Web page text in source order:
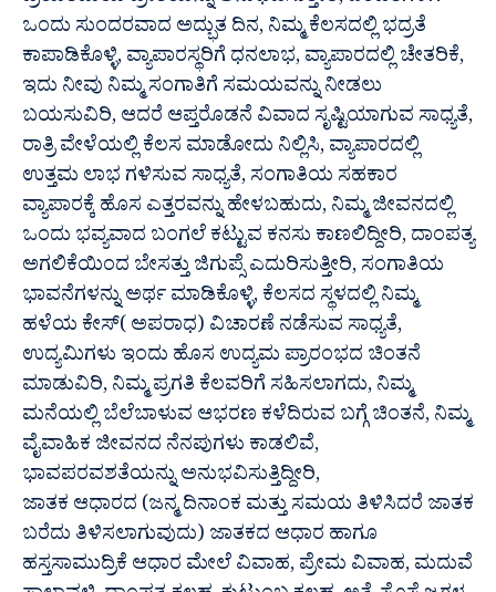
ಒಂದು ಸುಂದರವಾದ ಅದ್ಭುತ ದಿನ, ನಿಮ್ಮ ಕೆಲಸದಲ್ಲಿ ಭದ್ರತೆ
ಕಾಪಾಡಿಕೊಳ್ಳಿ, ವ್ಯಾಪಾರಸ್ಥರಿಗೆ ಧನಲಾಭ, ವ್ಯಾಪಾರದಲ್ಲಿ ಚೇತರಿಕೆ,
ಇದು ನೀವು ನಿಮ್ಮ ಸಂಗಾತಿಗೆ ಸಮಯವನ್ನು ನೀಡಲು
ಬಯಸುವಿರಿ, ಆದರೆ ಆಪ್ತರೊಡನೆ ವಿವಾದ ಸೃಷ್ಟಿಯಾಗುವ ಸಾಧ್ಯತೆ,
ರಾತ್ರಿ ವೇಳೆಯಲ್ಲಿ ಕೆಲಸ ಮಾಡೋದು ನಿಲ್ಲಿಸಿ, ವ್ಯಾಪಾರದಲ್ಲಿ
ಉತ್ತಮ ಲಾಭ ಗಳಿಸುವ ಸಾಧ್ಯತೆ, ಸಂಗಾತಿಯ ಸಹಕಾರ
ವ್ಯಾಪಾರಕ್ಕೆ ಹೊಸ ಎತ್ತರವನ್ನು ಹೇಳಬಹುದು, ನಿಮ್ಮ ಜೀವನದಲ್ಲಿ
ಒಂದು ಭವ್ಯವಾದ ಬಂಗಲೆ ಕಟ್ಟುವ ಕನಸು ಕಾಣಲಿದ್ದೀರಿ, ದಾಂಪತ್ಯ
ಅಗಲಿಕೆಯಿಂದ ಬೇಸತ್ತು ಜಿಗುಪ್ಸೆ ಎದುರಿಸುತ್ತೀರಿ, ಸಂಗಾತಿಯ
ಭಾವನೆಗಳನ್ನು ಅರ್ಥ ಮಾಡಿಕೊಳ್ಳಿ, ಕೆಲಸದ ಸ್ಥಳದಲ್ಲಿ ನಿಮ್ಮ
ಹಳೆಯ ಕೇಸ್( ಅಪರಾಧ) ವಿಚಾರಣೆ ನಡೆಸುವ ಸಾಧ್ಯತೆ,
ಉದ್ಯಮಿಗಳು ಇಂದು ಹೊಸ ಉದ್ಯಮ ಪ್ರಾರಂಭದ ಚಿಂತನೆ
ಮಾಡುವಿರಿ, ನಿಮ್ಮ ಪ್ರಗತಿ ಕೆಲವರಿಗೆ ಸಹಿಸಲಾಗದು, ನಿಮ್ಮ
ಮನೆಯಲ್ಲಿ ಬೆಲೆಬಾಳುವ ಆಭರಣ ಕಳೆದಿರುವ ಬಗ್ಗೆ ಚಿಂತನೆ, ನಿಮ್ಮ
ವೈವಾಹಿಕ ಜೀವನದ ನೆನಪುಗಳು ಕಾಡಲಿವೆ,
ಭಾವಪರವಶತೆಯನ್ನು ಅನುಭವಿಸುತ್ತಿದ್ದೀರಿ,
ಜಾತಕ ಆಧಾರದ (ಜನ್ಮ ದಿನಾಂಕ ಮತ್ತು ಸಮಯ ತಿಳಿಸಿದರೆ ಜಾತಕ
ಬರೆದು ತಿಳಿಸಲಾಗುವುದು) ಜಾತಕದ ಆಧಾರ ಹಾಗೂ
ಹಸ್ತಸಾಮುದ್ರಿಕೆ ಆಧಾರ ಮೇಲೆ ವಿವಾಹ, ಪ್ರೇಮ ವಿವಾಹ, ಮದುವೆ